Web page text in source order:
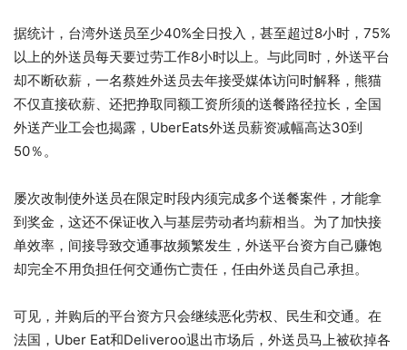
据统计，台湾外送员至少40%全日投入，甚至超过8小时，75%
以上的外送员每天要过劳工作8小时以上。与此同时，外送平台
却不断砍薪，一名蔡姓外送员去年接受媒体访问时解释，熊猫
不仅直接砍薪、还把挣取同额工资所须的送餐路径拉长，全国
外送产业工会也揭露，UberEats外送员薪资减幅高达30到
50％。
屡次改制使外送员在限定时段内须完成多个送餐案件，才能拿
到奖金，这还不保证收入与基层劳动者均薪相当。为了加快接
单效率，间接导致交通事故频繁发生，外送平台资方自己赚饱
却完全不用负担任何交通伤亡责任，任由外送员自己承担。
可见，并购后的平台资方只会继续恶化劳权、民生和交通。在
法国，Uber Eat和Deliveroo退出市场后，外送员马上被砍掉各